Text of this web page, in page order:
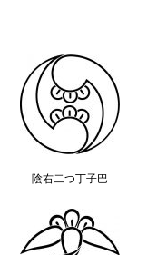
陰右二つ丁子巴